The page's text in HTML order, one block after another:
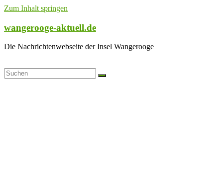
Zum Inhalt springen
wangerooge-aktuell.de
Die Nachrichtenwebseite der Insel Wangerooge